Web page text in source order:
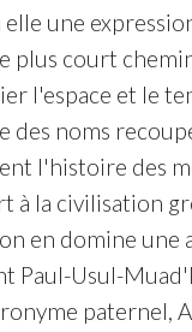
elle une
plus court
l'espace et le
des noms
l'histoire des
à la civilisation
en domine une
Paul-Usul-
paternel,